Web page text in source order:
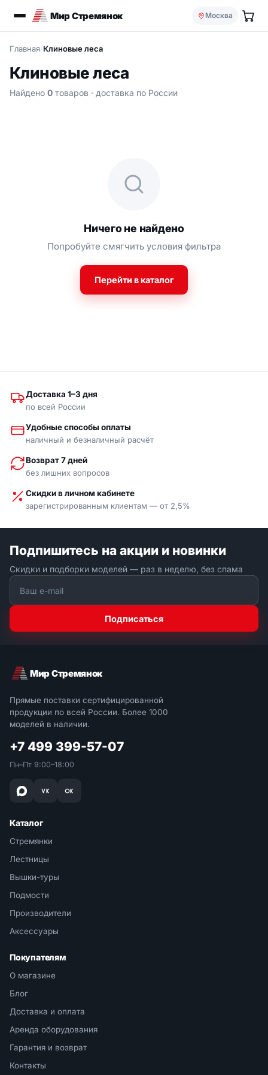
Мир Стремянок Москва
Главная/Клиновые леса
Клиновые леса
Найдено 0 товаров · доставка по России
Ничего не найдено
Попробуйте смягчить условия фильтра
Перейти в каталог
Доставка 1–3 дня
по всей России
Удобные способы оплаты
наличный и безналичный расчёт
Возврат 7 дней
без лишних вопросов
Скидки в личном кабинете
зарегистрированным клиентам — от 2,5%
Подпишитесь на акции и новинки
Скидки и подборки моделей — раз в неделю, без спама
Подписаться
Мир Стремянок
Прямые поставки сертифицированной
продукции по всей России. Более 1000
моделей в наличии.
+7 499 399-57-07
Пн–Пт 9:00–18:00
Каталог
Стремянки
Лестницы
Вышки-туры
Подмости
Производители
Аксессуары
Покупателям
О магазине
Блог
Доставка и оплата
Аренда оборудования
Гарантия и возврат
Контакты